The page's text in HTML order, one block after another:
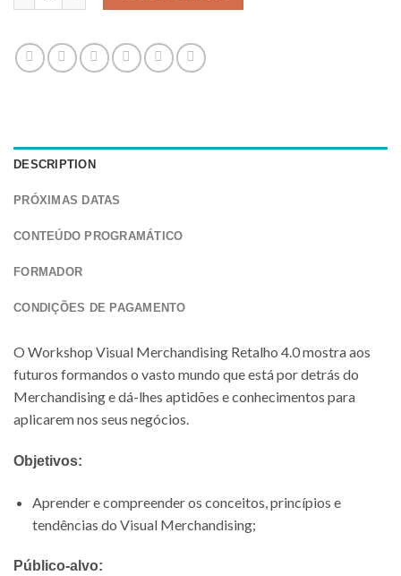
DESCRIPTION
PRÓXIMAS DATAS
CONTEÚDO PROGRAMÁTICO
FORMADOR
CONDIÇÕES DE PAGAMENTO
O Workshop Visual Merchandising Retalho 4.0 mostra aos
futuros formandos o vasto mundo que está por detrás do
Merchandising e dá-lhes aptidões e conhecimentos para
aplicarem nos seus negócios.
Objetivos:
Aprender e compreender os conceitos, princípios e
tendências do Visual Merchandising;
Público-alvo: